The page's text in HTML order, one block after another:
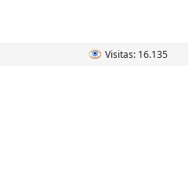
Visitas: 16.135